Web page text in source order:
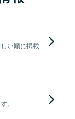
い順に掲載
。